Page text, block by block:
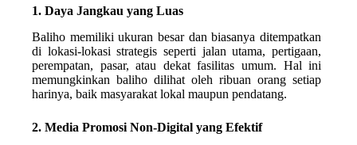
1. Daya Jangkau yang Luas
Baliho memiliki ukuran besar dan biasanya ditempatkan
di lokasi-lokasi strategis seperti jalan utama, pertigaan,
perempatan, pasar, atau dekat fasilitas umum. Hal ini
memungkinkan baliho dilihat oleh ribuan orang setiap
harinya, baik masyarakat lokal maupun pendatang.
2. Media Promosi Non-Digital yang Efektif